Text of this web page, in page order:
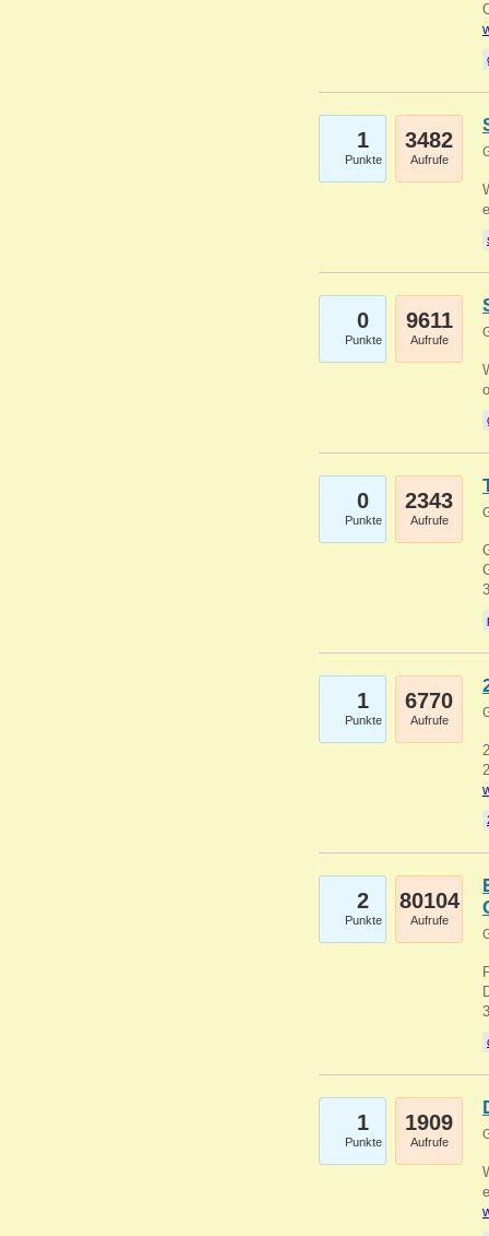
1
Punkte
3482
Aufrufe
0
Punkte
9611
Aufrufe
0
Punkte
2343
Aufrufe
1
Punkte
6770
Aufrufe
2
Punkte
80104
Aufrufe
1
Punkte
1909
Aufrufe